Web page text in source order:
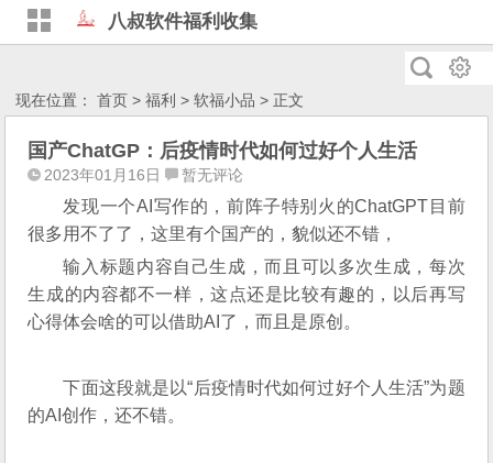
八叔软件福利收集
现在位置：首页 >福利 >软福小品 > 正文
国产ChatGP：后疫情时代如何过好个人生活
2023年01月16日 暂无评论
发现一个AI写作的，前阵子特别火的ChatGPT目前
很多用不了了，这里有个国产的，貌似还不错，
输入标题内容自己生成，而且可以多次生成，每次
生成的内容都不一样，这点还是比较有趣的，以后再写
心得体会啥的可以借助AI了，而且是原创。
下面这段就是以“后疫情时代如何过好个人生活”为题
的AI创作，还不错。